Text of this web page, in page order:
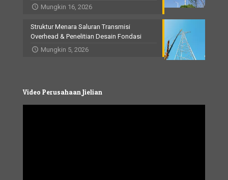
Mungkin 16, 2026
Struktur Menara Saluran Transmisi
Overhead & Penelitian Desain Fondasi
Mungkin 5, 2026
Video Perusahaan Jielian